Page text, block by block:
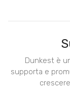
Dunkest è
supporta e